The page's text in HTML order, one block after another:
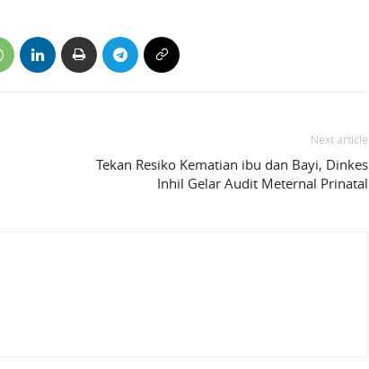
Next article
Tekan Resiko Kematian ibu dan Bayi, Dinkes
Inhil Gelar Audit Meternal Prinatal